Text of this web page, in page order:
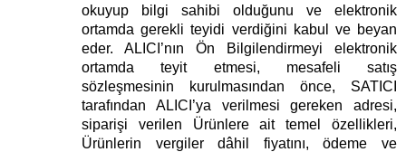
okuyup bilgi sahibi olduğunu ve elektronik
ortamda gerekli teyidi verdiğini kabul ve beyan
eder. ALICI’nın Ön Bilgilendirmeyi elektronik
ortamda teyit etmesi, mesafeli satış
sözleşmesinin kurulmasından önce, SATICI
tarafından ALICI’ya verilmesi gereken adresi,
siparişi verilen Ürünlere ait temel özellikleri,
Ürünlerin vergiler dâhil fiyatını, ödeme ve